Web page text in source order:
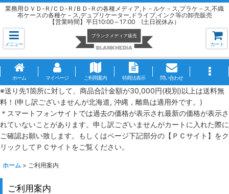
業務用ＤＶＤ-Ｒ/ＣＤ-Ｒ/ＢＤ-Ｒの各種メディア,ト－ルケ－ス,プラケ－ス,不織
布ケースの各種ケ－ス,デュプリケーター,ドライブ,インク等の卸売販売
【営業時間】平日10:00～17:00 (土日祝休み）
メニュー カート
ホーム マイページ ご利用案内 特商法表示 問い合わせ
※送り先1箇所に対して、商品合計金額が30,000円(税別)以上は送料無
料！(申し訳ございませんが北海道, 沖縄，離島は適用外です。)
＊スマートフォンサイトでは過去の価格が表示され最新の価格が表示さ
れていないことがあります。申し訳ございませんがカートに入れた際に
ご確認お願い致します。もしくはページ下記部分の【ＰＣサイト】をク
リックしてＰＣサイトをご覧ください。
ホーム > ご利用案内
ご利用案内